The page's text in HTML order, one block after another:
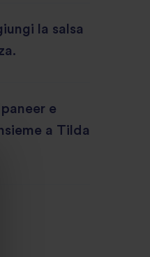
la salsa
e
a Tilda